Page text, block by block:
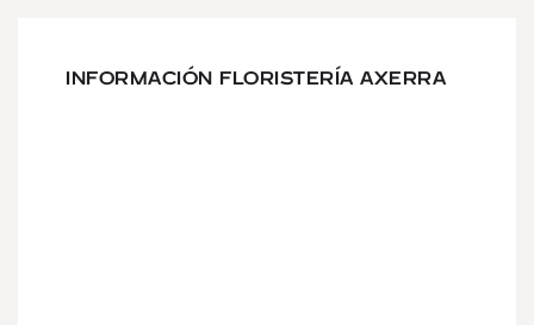
INFORMACIÓN FLORISTERÍA AXERRA